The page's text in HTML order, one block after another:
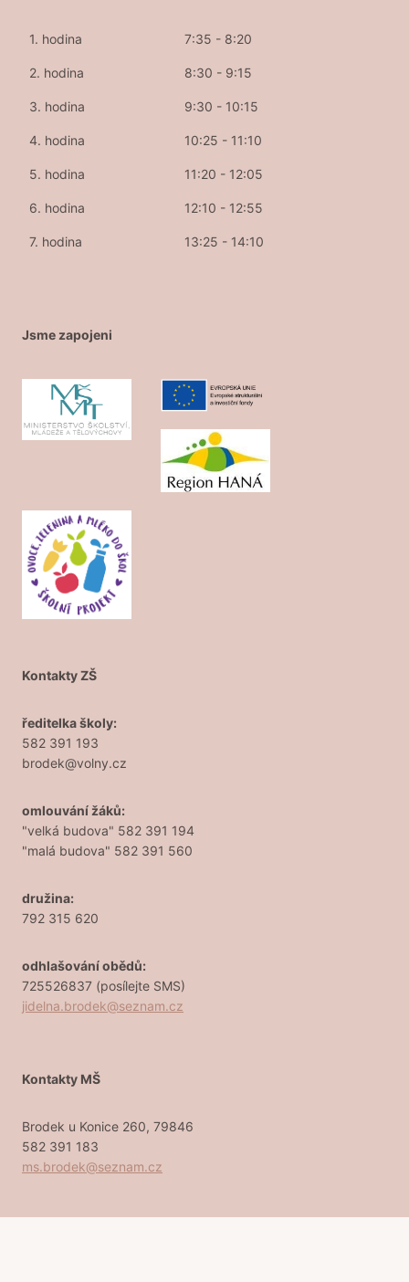
1. hodina 7:35 - 8:20
2. hodina 8:30 - 9:15
3. hodina 9:30 - 10:15
4. hodina 10:25 - 11:10
5. hodina 11:20 - 12:05
6. hodina 12:10 - 12:55
7. hodina 13:25 - 14:10
Jsme zapojeni
Kontakty ZŠ
ředitelka školy:
582 391 193
brodek@volny.cz
omlouvání žáků:
"velká budova" 582 391 194
"malá budova" 582 391 560
družina:
792 315 620
odhlašování obědů:
725526837 (posílejte SMS)
jidelna.brodek@seznam.cz
Kontakty MŠ
Brodek u Konice 260, 79846
582 391 183
ms.brodek@seznam.cz